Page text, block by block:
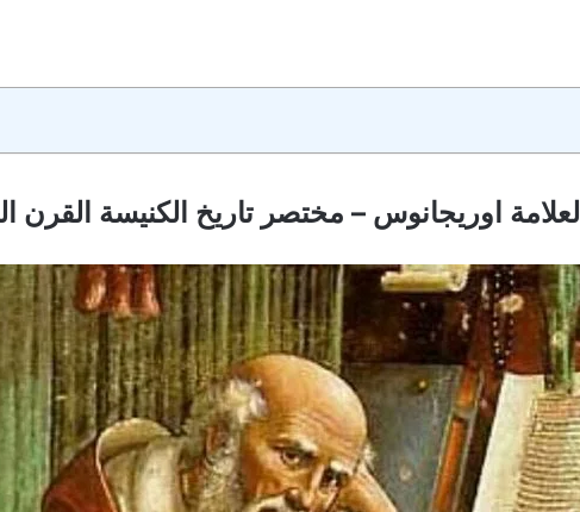
العلامة اوريجانوس – مختصر تاريخ الكنيسة القرن